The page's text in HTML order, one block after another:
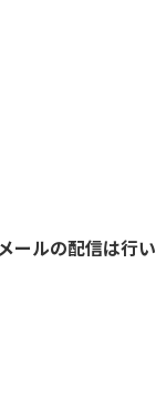
ールの配信は行